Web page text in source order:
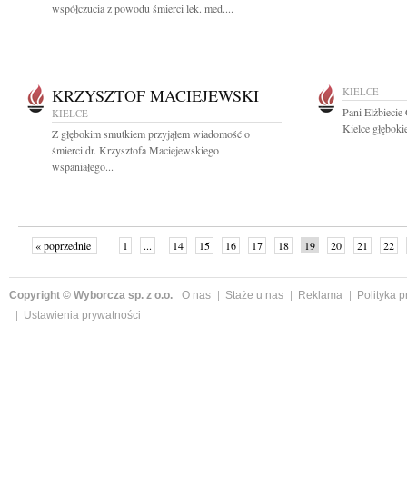
współczucia z powodu śmierci lek. med....
KRZYSZTOF MACIEJEWSKI
KIELCE
Z głębokim smutkiem przyjąłem wiadomość o
śmierci dr. Krzysztofa Maciejewskiego
wspaniałego...
KIELCE
Pani
Kielce
« poprzednie 1 ... 14 15 16 17 18 19 20 21
22
Copyright © Wyborcza sp. z o.o. O nas Staże u nas Reklama
Polityka
Ustawienia prywatności